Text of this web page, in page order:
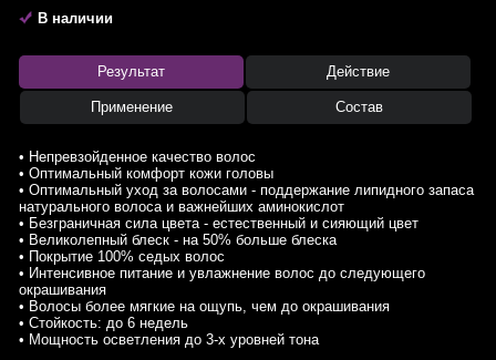
В наличии
Результат Действие
Применение Состав
• Непревзойденное качество волос
• Оптимальный комфорт кожи головы
• Оптимальный уход за волосами - поддержание липидного запаса
натурального волоса и важнейших аминокислот
• Безграничная сила цвета - естественный и сияющий цвет
• Великолепный блеск - на 50% больше блеска
• Покрытие 100% седых волос
• Интенсивное питание и увлажнение волос до следующего
окрашивания
• Волосы более мягкие на ощупь, чем до окрашивания
• Стойкость: до 6 недель
• Мощность осветления до 3-х уровней тона